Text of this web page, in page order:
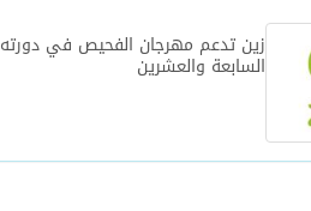
زين تدعم مهرجان الفحيص في دورته
السابعة والعشرين